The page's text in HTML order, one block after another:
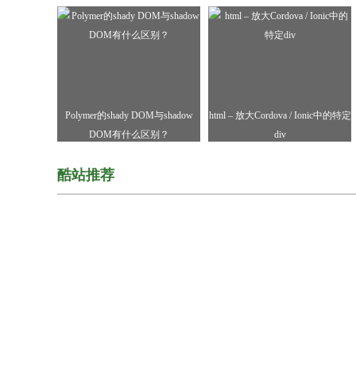
Polymer的shady DOM与shadow
DOM有什么区别？
html – 放大Cordova / Ionic中的特定
div
酷站推荐